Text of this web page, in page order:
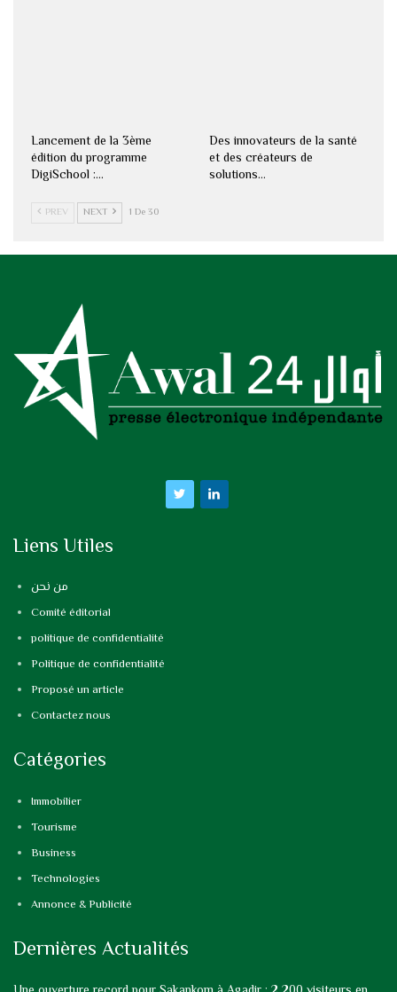
Lancement de la 3ème
édition du programme
DigiSchool :…
Des innovateurs de la santé
et des créateurs de
solutions…
PREV NEXT 1 De 30
Liens Utiles
من نحن
Comité éditorial
politique de confidentialité
Politique de confidentialité
Proposé un article
Contactez nous
Catégories
Immobilier
Tourisme
Business
Technologies
Annonce & Publicité
Dernières Actualités